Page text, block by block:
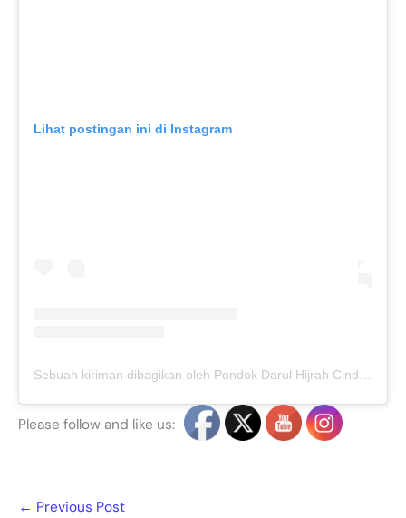
Lihat postingan ini di Instagram
Please follow and like us:
← Previous Post